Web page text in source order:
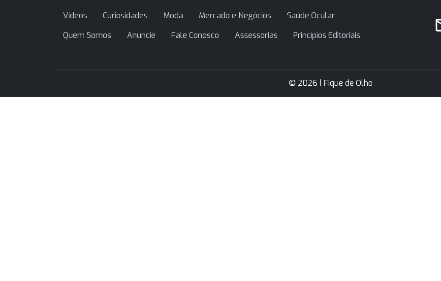
Vídeos Curiosidades Moda Mercado e Negócios
Saúde Ocular
Quem Somos
Anuncie Fale Conosco Assessorias Princípios Editoriais
© 2026 | Fique de Olho